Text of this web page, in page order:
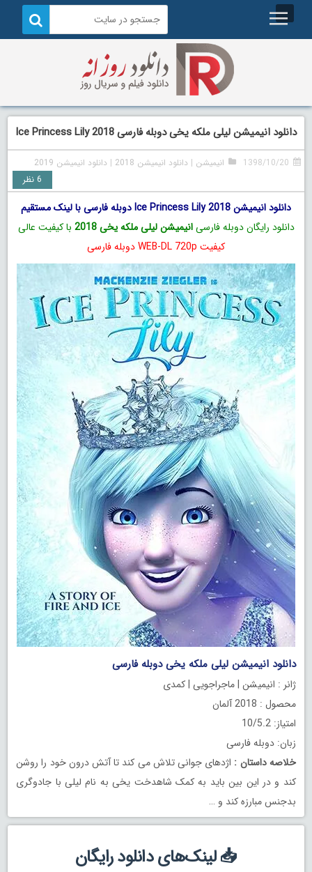
دانلود انیمیشن لیلی ملکه یخی دوبله فارسی Ice Princess Lily 2018
1398/10/20 انیمیشن | دانلود انیمیشن 2018 | دانلود انیمیشن 2019
6 نظر
دانلود انیمیشن Ice Princess Lily 2018 دوبله فارسی با لینک مستقیم
دانلود رایگان دوبله فارسیانیمیشن لیلی ملکه یخی 2018
با کیفیت عالی
کیفیت WEB-DL 720p دوبله فارسی
دانلود انیمیشن لیلی ملکه یخی دوبله فارسی
ژانر : انیمیشن | ماجراجویی | کمدی
محصول : 2018 آلمان
امتیاز: 10/5.2
زبان: دوبله فارسی
خلاصه داستان : اژدهای جوانی تلاش می کند تا آتش درون خود را روشن
کند و در این بین باید به کمک شاهدخت یخی به نام لیلی با جادوگری
بدجنس مبارزه کند و …
📥 لینک‌های دانلود رایگان